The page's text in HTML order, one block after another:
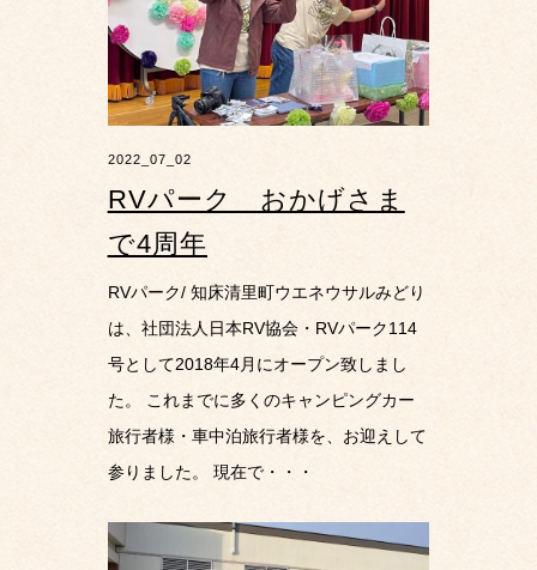
2022_07_02
RVパーク おかげさま
で4周年
RVパーク/ 知床清里町ウエネウサルみどり
は、社団法人日本RV協会・RVパーク114
号として2018年4月にオープン致しまし
た。 これまでに多くのキャンピングカー
旅行者様・車中泊旅行者様を、お迎えして
参りました。 現在で・・・